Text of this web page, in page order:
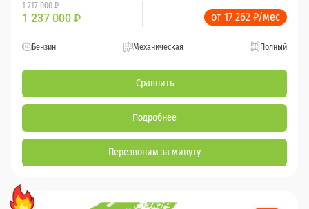
1 717 000 ₽
1 237 000 ₽ от 17 262 ₽/мес
Бензин Механическая Полный
Сравнить
Подробнее
Перезвоним за минуту